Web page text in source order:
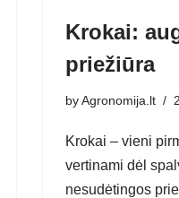
Krokai:
priežiūra
byAgronomija.lt
Krokai – vieni
vertinami dėl
nesudėtingos